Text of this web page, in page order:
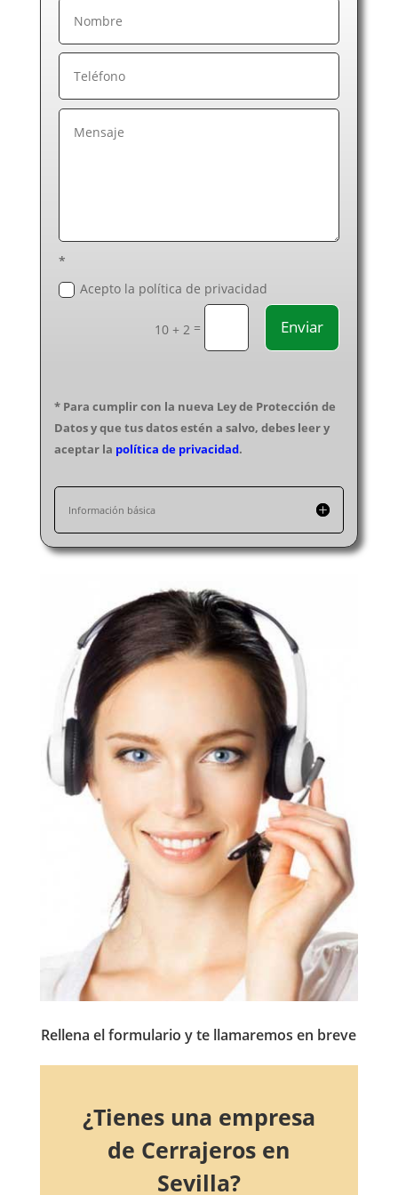
Cerrajeros en Las Palmas de Gran Canaria
Cerrajeros en León
Cerrajeros en Lérida
Cerrajeros en Lugo
Cerrajeros en Madrid
Cerrajeros en Melilla
Cerrajeros en Palencia
Cerrajeros en Pontevedra
Cerrajeros en Salamanca
Cerrajeros en Sevilla
Cerrajeros en Santa Cruz de Tenerife
Cerrajeros en Teruel
Cerrajeros en Toledo
Cerrajeros en Valladolid
Cerrajeros en Vizcaya
Cerrajeros en Zamora
Cerrajeros en Zaragoza
*
Acepto la política de privacidad
10 + 2 = Enviar
* Para cumplir con la nueva Ley de Protección de
Datos y que tus datos estén a salvo, debes leer y
aceptar la política de privacidad.
Información básica
Rellena el formulario y te llamaremos en breve
¿Tienes una empresa
de Cerrajeros en
Sevilla?